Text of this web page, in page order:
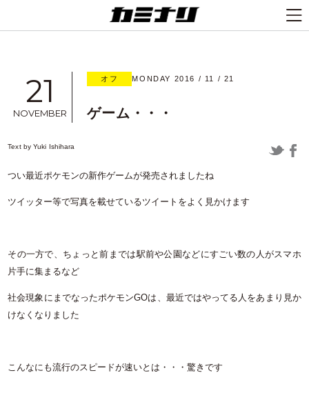
21
NOVEMBER
オフ MONDAY 2016 / 11 / 21
ゲーム・・・
Text byYuki Ishihara
つい最近ポケモンの新作ゲームが発売されましたね
ツイッター等で写真を載せているツイートをよく見かけます
その一方で、ちょっと前までは駅前や公園などにすごい数の人がスマホ
片手に集まるなど
社会現象にまでなったポケモンGOは、最近ではやってる人をあまり見か
けなくなりました
こんなにも流行のスピードが速いとは・・・驚きです